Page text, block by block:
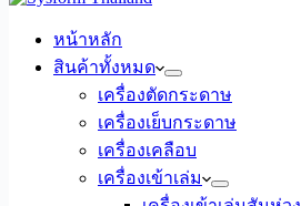
หน้าหลัก
สินค้าทั้งหมด
เครื่องตัดกระดาษ
เครื่องเย็บกระดาษ
เครื่องเคลือบ
เครื่องเข้าเล่ม